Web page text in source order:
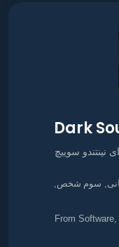
Dark
نینتندو سوییچ
سوم شخص
From